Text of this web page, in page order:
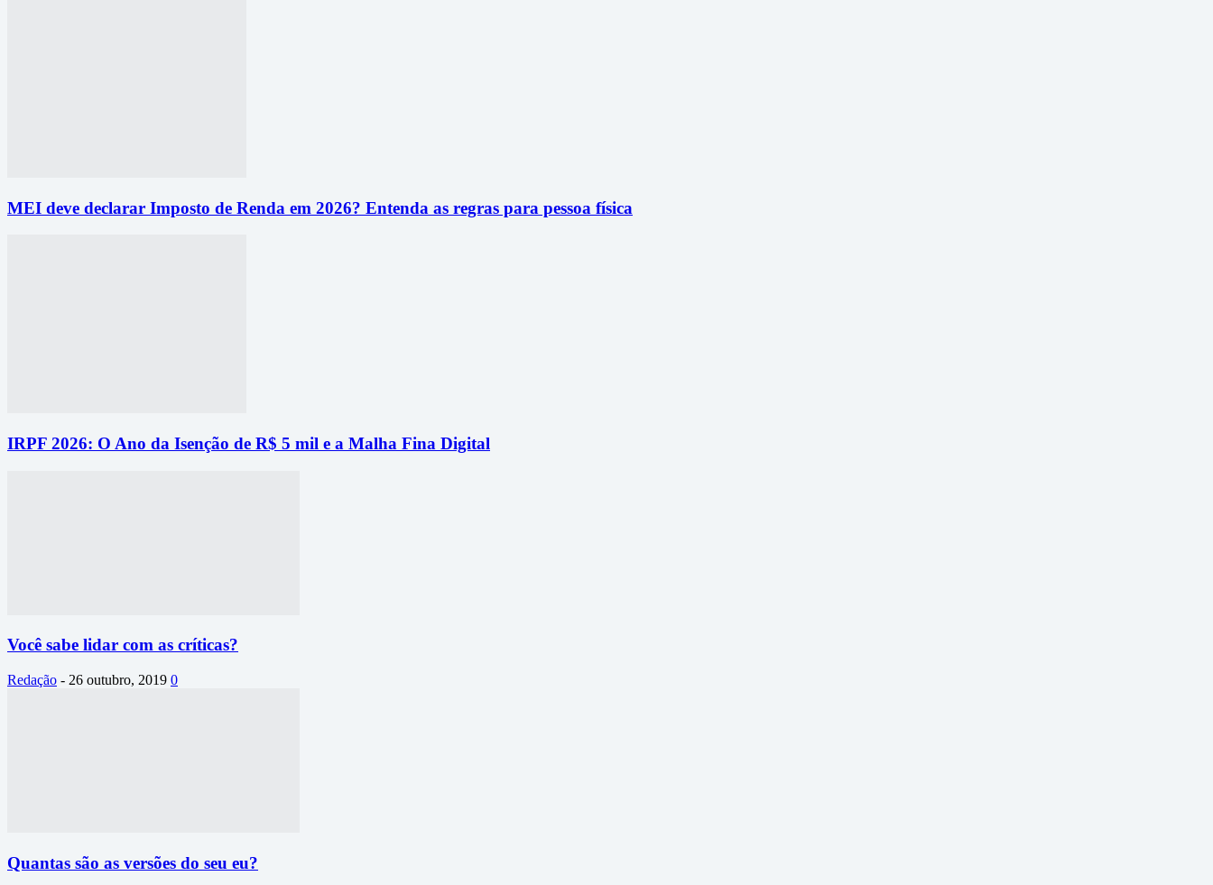
MEI deve declarar Imposto de Renda em 2026? Entenda as regras para pessoa física
IRPF 2026: O Ano da Isenção de R$ 5 mil e a Malha Fina Digital
Você sabe lidar com as críticas?
Redação - 26 outubro, 2019 0
Quantas são as versões do seu eu?